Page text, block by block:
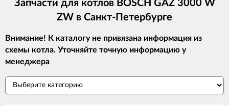
Запчасти для котлов BOSCH GAZ 3000 W
ZW в Санкт-Петербурге
Внимание! К каталогу не привязана информация из
схемы котла. Уточняйте точную информацию у
менеджера